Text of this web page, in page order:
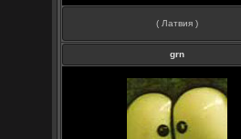
( Латвия )
grn